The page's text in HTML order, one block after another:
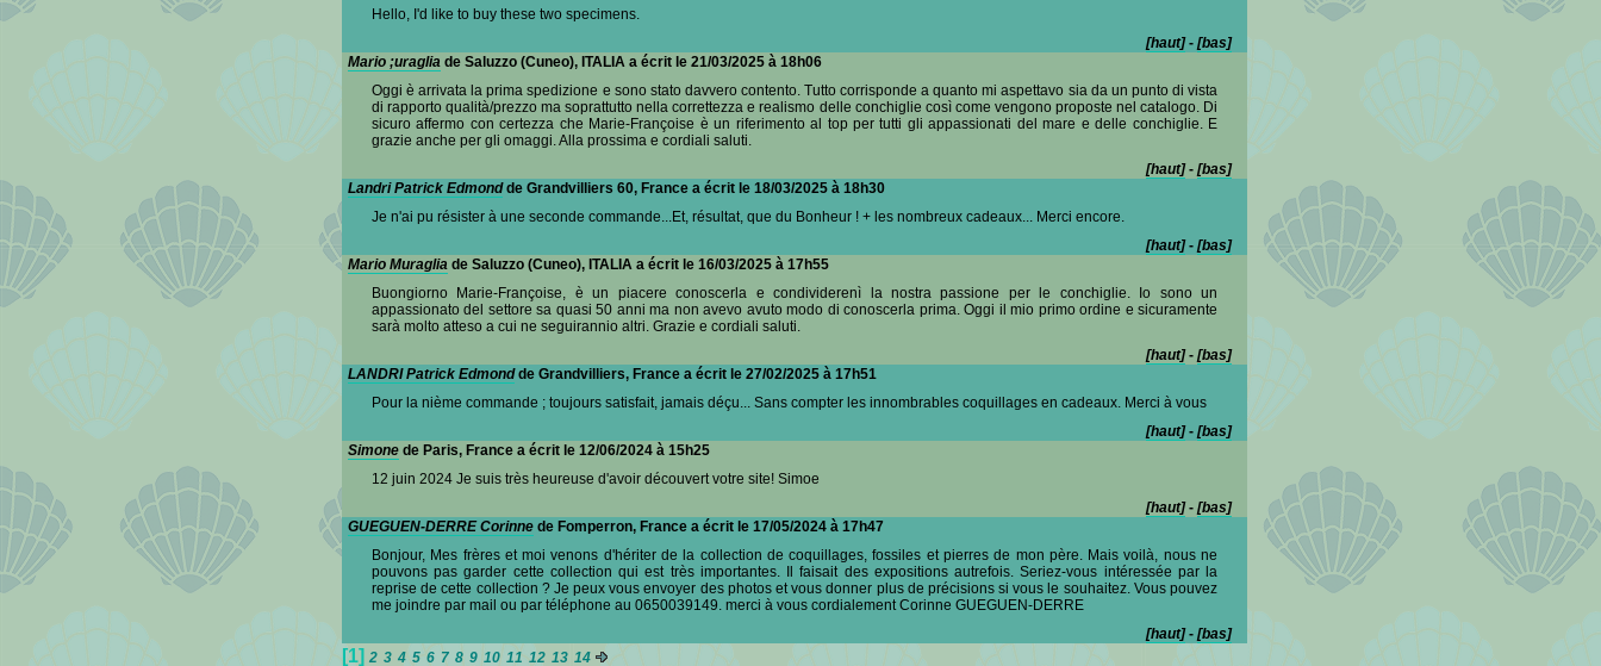
Hello, I'd like to buy these two specimens.
[haut]- [bas]
Mario ;uraglia de Saluzzo (Cuneo), ITALIA a écrit le 21/03/2025 à 18h06
Oggi è arrivata la prima spedizione e sono stato davvero contento. Tutto corrisponde a quanto mi aspettavo sia da un punto di vista
di rapporto qualità/prezzo ma soprattutto nella correttezza e realismo delle conchiglie così come vengono proposte nel catalogo. Di
sicuro affermo con certezza che Marie-Françoise è un riferimento al top per tutti gli appassionati del mare e delle conchiglie. E
grazie anche per gli omaggi. Alla prossima e cordiali saluti.
[haut]- [bas]
Landri Patrick Edmondde Grandvilliers 60, France a écrit le 18/03/2025 à 18h30
Je n'ai pu résister à une seconde commande...Et, résultat, que du Bonheur ! + les nombreux cadeaux... Merci encore.
[haut]- [bas]
Mario Muraglia de Saluzzo (Cuneo), ITALIA a écrit le 16/03/2025 à 17h55
Buongiorno Marie-Françoise, è un piacere conoscerla e condividerenì la nostra passione per le conchiglie. Io sono un
appassionato del settore sa quasi 50 anni ma non avevo avuto modo di conoscerla prima. Oggi il mio primo ordine e sicuramente
sarà molto atteso a cui ne seguirannio altri. Grazie e cordiali saluti.
[haut]- [bas]
LANDRI Patrick Edmondde Grandvilliers, France a écrit le 27/02/2025 à 17h51
Pour la nième commande ; toujours satisfait, jamais déçu... Sans compter les innombrables coquillages en cadeaux. Merci à vous
[haut]- [bas]
Simone de Paris, France a écrit le 12/06/2024 à 15h25
12 juin 2024 Je suis très heureuse d'avoir découvert votre site! Simoe
[haut]- [bas]
GUEGUEN-DERRE Corinne de Fomperron, France a écrit le 17/05/2024 à 17h47
Bonjour, Mes frères et moi venons d'hériter de la collection de coquillages, fossiles et pierres de mon père. Mais voilà, nous ne
pouvons pas garder cette collection qui est très importantes. Il faisait des expositions autrefois. Seriez-vous intéressée par la
reprise de cette collection ? Je peux vous envoyer des photos et vous donner plus de précisions si vous le souhaitez. Vous pouvez
me joindre par mail ou par téléphone au 0650039149. merci à vous cordialement Corinne GUEGUEN-DERRE
[haut]- [bas]
[1] 2 3 4 5 6 7 8 9 10 11 12 13 14